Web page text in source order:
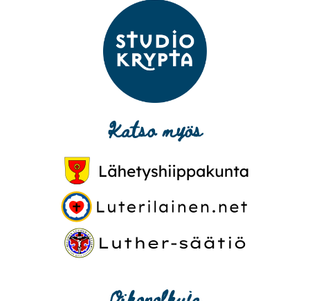
Katso myös